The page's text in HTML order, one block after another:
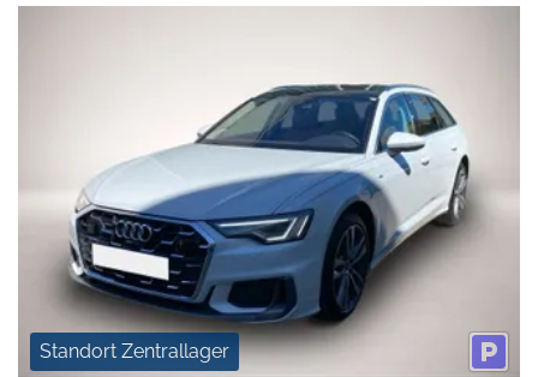
Standort Zentrallager